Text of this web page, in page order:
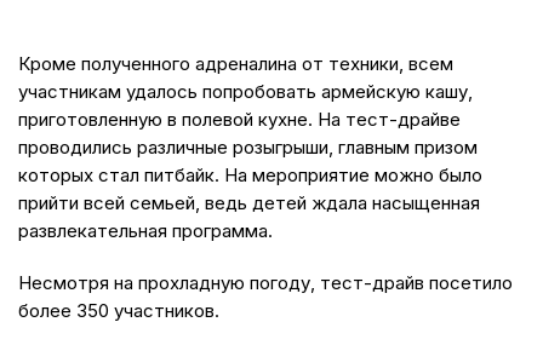
Кроме полученного адреналина от техники, всем
участникам удалось попробовать армейскую кашу,
приготовленную в полевой кухне. На тест-драйве
проводились различные розыгрыши, главным призом
которых стал питбайк. На мероприятие можно было
прийти всей семьей, ведь детей ждала насыщенная
развлекательная программа.
Несмотря на прохладную погоду, тест-драйв посетило
более 350 участников.